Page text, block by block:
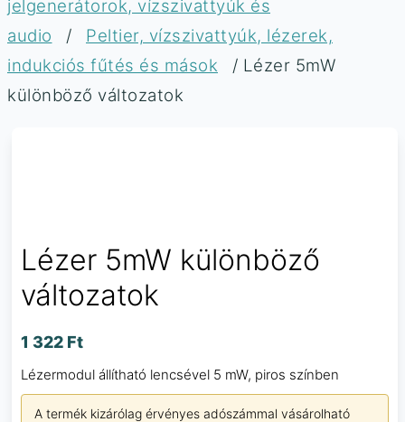
jelgenerátorok, vízszivattyúk és
audio
/
Peltier, vízszivattyúk, lézerek,
indukciós fűtés és mások
/ Lézer 5mW
különböző változatok
Lézer 5mW különböző
változatok
1 322 Ft
Lézermodul állítható lencsével 5 mW, piros színben
A termék kizárólag érvényes adószámmal vásárolható